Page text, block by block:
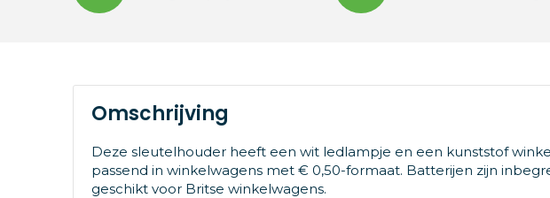
Omschrijving
Deze sleutelhouder heeft een wit ledlampje en een kunststof
passend in winkelwagens met € 0,50-formaat. Batterijen zijn
geschikt voor Britse winkelwagens.